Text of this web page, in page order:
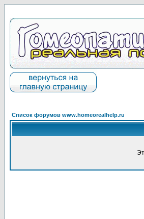
Список форумов www.homeorealhelp.ru